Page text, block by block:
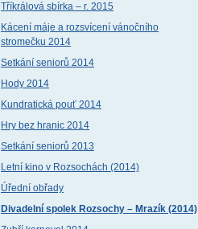
Tříkrálová sbírka – r. 2015
Kácení máje a rozsvícení vánočního
stromečku 2014
Setkání seniorů 2014
Hody 2014
Kundratická pouť 2014
Hry bez hranic 2014
Setkání seniorů 2013
Letní kino v Rozsochách (2014)
Úřední obřady
Divadelní spolek Rozsochy – Mrazík (2014)